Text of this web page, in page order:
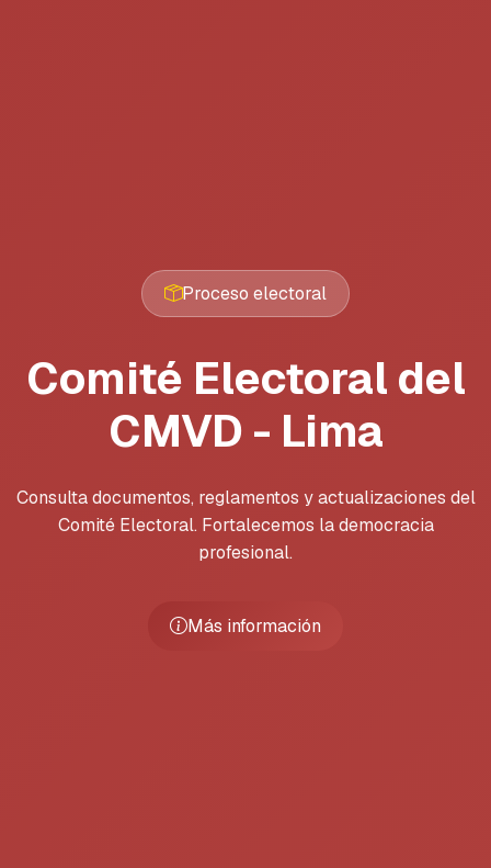
Proceso electoral
Comité Electoral del
CMVD - Lima
Consulta documentos, reglamentos y actualizaciones del
Comité Electoral. Fortalecemos la democracia
profesional.
Más información